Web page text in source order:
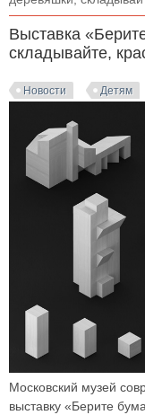
Выставка
складывайте,
Новости Детям
Московский музей
выставку «Берите